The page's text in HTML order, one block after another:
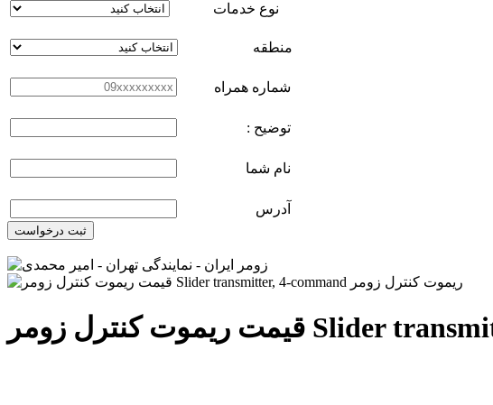
نوع خدمات
منطقه
شماره همراه
توضیح :
نام شما
آدرس
ثبت درخواست